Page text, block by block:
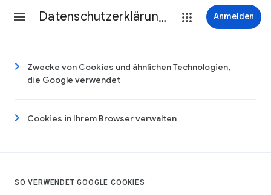
Datenschutzerklärung & Nutzungsbedingungen Anmelden
Zwecke von Cookies und ähnlichen Technologien,
die Google verwendet
Cookies in Ihrem Browser verwalten
SO VERWENDET GOOGLE COOKIES